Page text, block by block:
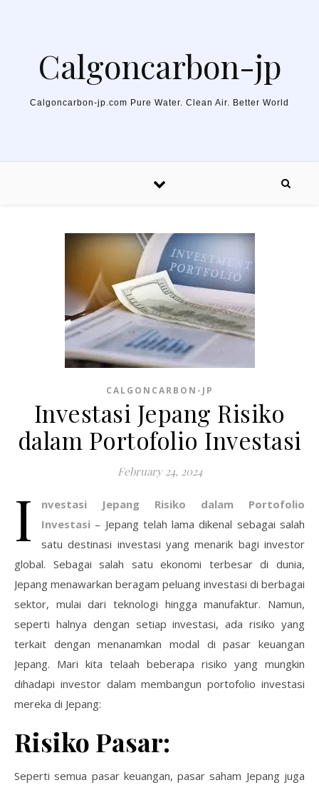
Calgoncarbon-jp
Calgoncarbon-jp.com Pure Water. Clean Air. Better World
CALGONCARBON-JP
Investasi Jepang Risiko
dalam Portofolio Investasi
February 24, 2024
I
nvestasi Jepang Risiko dalam Portofolio
Investasi – Jepang telah lama dikenal sebagai salah
satu destinasi investasi yang menarik bagi investor
global. Sebagai salah satu ekonomi terbesar di dunia,
Jepang menawarkan beragam peluang investasi di berbagai
sektor, mulai dari teknologi hingga manufaktur. Namun,
seperti halnya dengan setiap investasi, ada risiko yang
terkait dengan menanamkan modal di pasar keuangan
Jepang. Mari kita telaah beberapa risiko yang mungkin
dihadapi investor dalam membangun portofolio investasi
mereka di Jepang:
Risiko Pasar:
Seperti semua pasar keuangan, pasar saham Jepang juga